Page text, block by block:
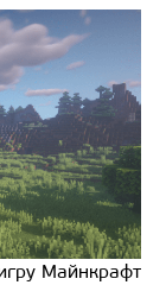
Майнкрафт